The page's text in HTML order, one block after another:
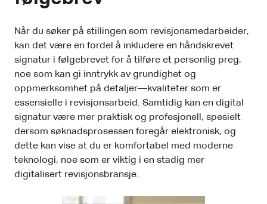
Når du søker på stillingen som revisjonsmedarbeider,
kan det være en fordel å inkludere en håndskrevet
signatur i følgebrevet for å tilføre et personlig preg,
noe som kan gi inntrykk av grundighet og
oppmerksomhet på detaljer—kvaliteter som er
essensielle i revisjonsarbeid. Samtidig kan en digital
signatur være mer praktisk og profesjonell, spesielt
dersom søknadsprosessen foregår elektronisk, og
dette kan vise at du er komfortabel med moderne
teknologi, noe som er viktig i en stadig mer
digitalisert revisjonsbransje.